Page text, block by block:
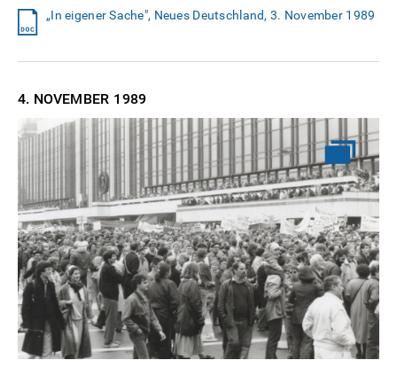
„In eigener Sache", Neues Deutschland, 3. November 1989
4. NOVEMBER 1989